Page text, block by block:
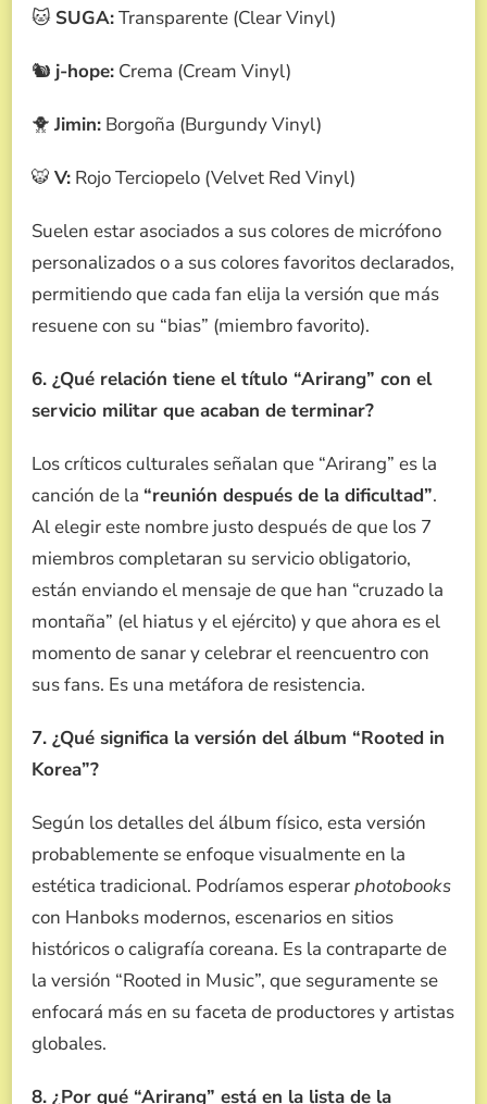
🐱 SUGA:Transparente (Clear Vinyl)
🐿️ j-hope: Crema (Cream Vinyl)
🐥 Jimin: Borgoña (Burgundy Vinyl)
🐯 V: Rojo Terciopelo (Velvet Red Vinyl)
Suelen estar asociados a sus colores de micrófono
personalizados o a sus colores favoritos declarados,
permitiendo que cada fan elija la versión que más
resuene con su “bias” (miembro favorito).
6. ¿Qué relación tiene el título “Arirang” con el
servicio militar que acaban de terminar?
Los críticos culturales señalan que “Arirang” es la
canción de la “reunión después de la dificultad”.
Al elegir este nombre justo después de que los 7
miembros completaran su servicio obligatorio,
están enviando el mensaje de que han “cruzado la
montaña” (el hiatus y el ejército) y que ahora es el
momento de sanar y celebrar el reencuentro con
sus fans. Es una metáfora de resistencia.
7. ¿Qué significa la versión del álbum “Rooted in
Korea”?
Según los detalles del álbum físico, esta versión
probablemente se enfoque visualmente en la
estética tradicional. Podríamos esperarphotobooks
con Hanboks modernos, escenarios en sitios
históricos o caligrafía coreana. Es la contraparte de
la versión “Rooted in Music”, que seguramente se
enfocará más en su faceta de productores y artistas
globales.
8. ¿Por qué “Arirang” está en la lista de la